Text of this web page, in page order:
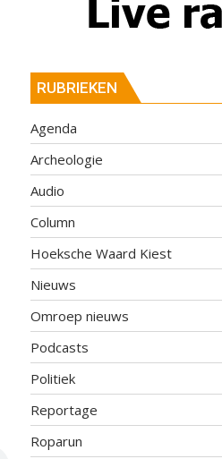
RUBRIEKEN
Agenda
Archeologie
Audio
Column
Hoeksche Waard Kiest
Nieuws
Omroep nieuws
Podcasts
Politiek
Reportage
Roparun